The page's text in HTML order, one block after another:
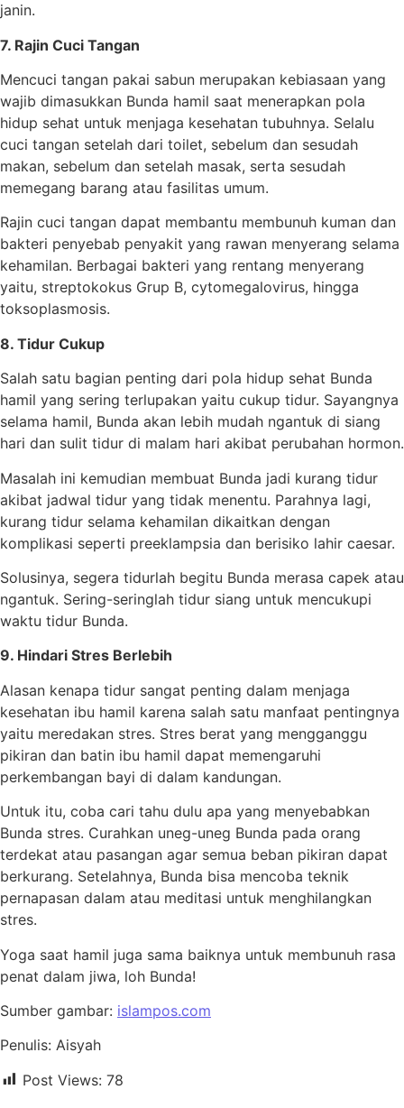
janin.
7. Rajin Cuci Tangan
Mencuci tangan pakai sabun merupakan kebiasaan yang
wajib dimasukkan Bunda hamil saat menerapkan pola
hidup sehat untuk menjaga kesehatan tubuhnya. Selalu
cuci tangan setelah dari toilet, sebelum dan sesudah
makan, sebelum dan setelah masak, serta sesudah
memegang barang atau fasilitas umum.
Rajin cuci tangan dapat membantu membunuh kuman dan
bakteri penyebab penyakit yang rawan menyerang selama
kehamilan. Berbagai bakteri yang rentang menyerang
yaitu, streptokokus Grup B, cytomegalovirus, hingga
toksoplasmosis.
8. Tidur Cukup
Salah satu bagian penting dari pola hidup sehat Bunda
hamil yang sering terlupakan yaitu cukup tidur. Sayangnya
selama hamil, Bunda akan lebih mudah ngantuk di siang
hari dan sulit tidur di malam hari akibat perubahan hormon.
Masalah ini kemudian membuat Bunda jadi kurang tidur
akibat jadwal tidur yang tidak menentu. Parahnya lagi,
kurang tidur selama kehamilan dikaitkan dengan
komplikasi seperti preeklampsia dan berisiko lahir caesar.
Solusinya, segera tidurlah begitu Bunda merasa capek atau
ngantuk. Sering-seringlah tidur siang untuk mencukupi
waktu tidur Bunda.
9. Hindari Stres Berlebih
Alasan kenapa tidur sangat penting dalam menjaga
kesehatan ibu hamil karena salah satu manfaat pentingnya
yaitu meredakan stres. Stres berat yang mengganggu
pikiran dan batin ibu hamil dapat memengaruhi
perkembangan bayi di dalam kandungan.
Untuk itu, coba cari tahu dulu apa yang menyebabkan
Bunda stres. Curahkan uneg-uneg Bunda pada orang
terdekat atau pasangan agar semua beban pikiran dapat
berkurang. Setelahnya, Bunda bisa mencoba teknik
pernapasan dalam atau meditasi untuk menghilangkan
stres.
Yoga saat hamil juga sama baiknya untuk membunuh rasa
penat dalam jiwa, loh Bunda!
Sumber gambar: islampos.com
Penulis: Aisyah
Post Views: 78